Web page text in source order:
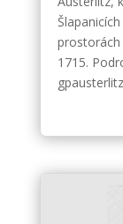
prostorách
1715.